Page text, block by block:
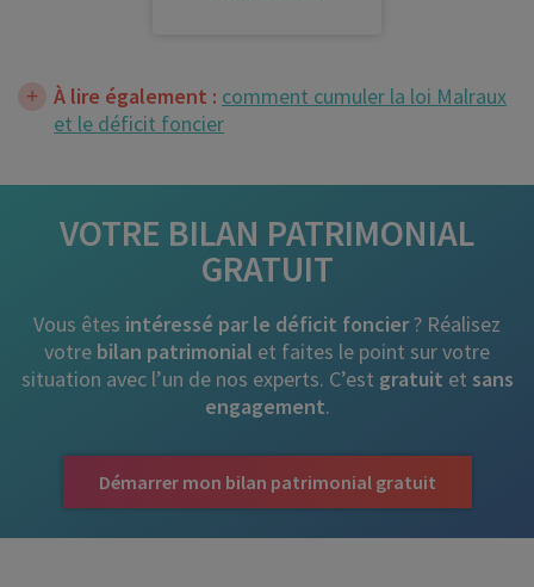
À lire également : comment cumuler la loi Malraux
et le déficit foncier
VOTRE BILAN PATRIMONIAL
GRATUIT
Vous êtes intéressé par le déficit foncier? Réalisez
votre bilan patrimonial et faites le point sur votre
situation avec l’un de nos experts. C’est gratuit et sans
engagement.
Démarrer mon bilan patrimonial gratuit